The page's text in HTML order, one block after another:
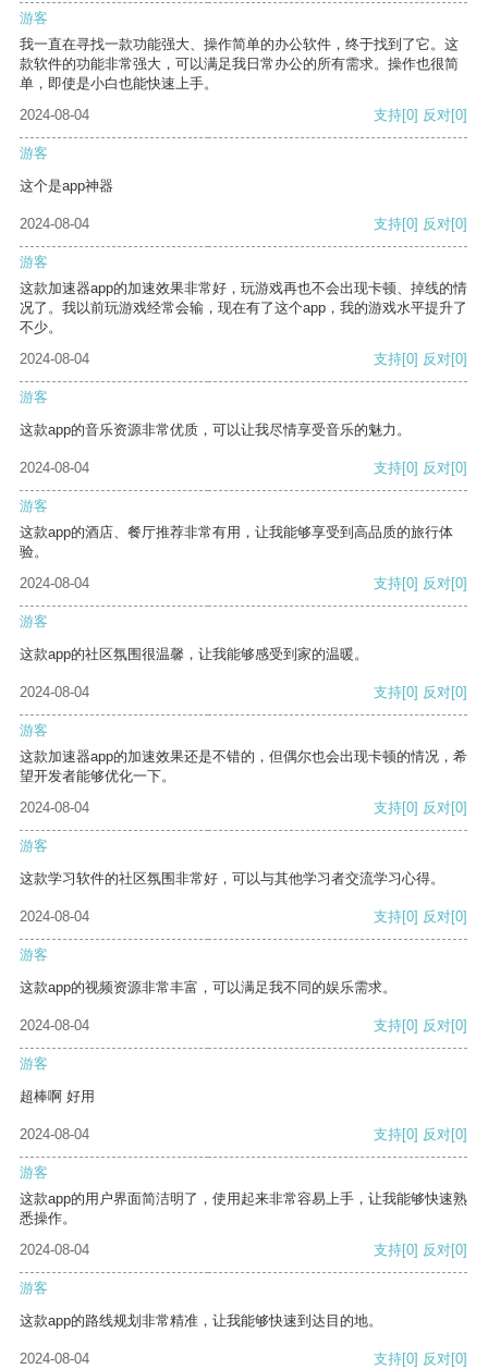
游客
我一直在寻找一款功能强大、操作简单的办公软件，终于找到了它。这
款软件的功能非常强大，可以满足我日常办公的所有需求。操作也很简
单，即使是小白也能快速上手。
2024-08-04
支持[0] 反对[0]
游客
这个是app神器
2024-08-04 支持[0] 反对[0]
游客
这款加速器app的加速效果非常好，玩游戏再也不会出现卡顿、掉线的情
况了。我以前玩游戏经常会输，现在有了这个app，我的游戏水平提升了
不少。
2024-08-04
支持[0] 反对[0]
游客
这款app的音乐资源非常优质，可以让我尽情享受音乐的魅力。
2024-08-04 支持[0] 反对[0]
游客
这款app的酒店、餐厅推荐非常有用，让我能够享受到高品质的旅行体
验。
2024-08-04
支持[0] 反对[0]
游客
这款app的社区氛围很温馨，让我能够感受到家的温暖。
2024-08-04 支持[0] 反对[0]
游客
这款加速器app的加速效果还是不错的，但偶尔也会出现卡顿的情况，希
望开发者能够优化一下。
2024-08-04
支持[0] 反对[0]
游客
这款学习软件的社区氛围非常好，可以与其他学习者交流学习心得。
2024-08-04 支持[0] 反对[0]
游客
这款app的视频资源非常丰富，可以满足我不同的娱乐需求。
2024-08-04 支持[0] 反对[0]
游客
超棒啊 好用
2024-08-04 支持[0] 反对[0]
游客
这款app的用户界面简洁明了，使用起来非常容易上手，让我能够快速熟
悉操作。
2024-08-04
支持[0] 反对[0]
游客
这款app的路线规划非常精准，让我能够快速到达目的地。
2024-08-04 支持[0] 反对[0]